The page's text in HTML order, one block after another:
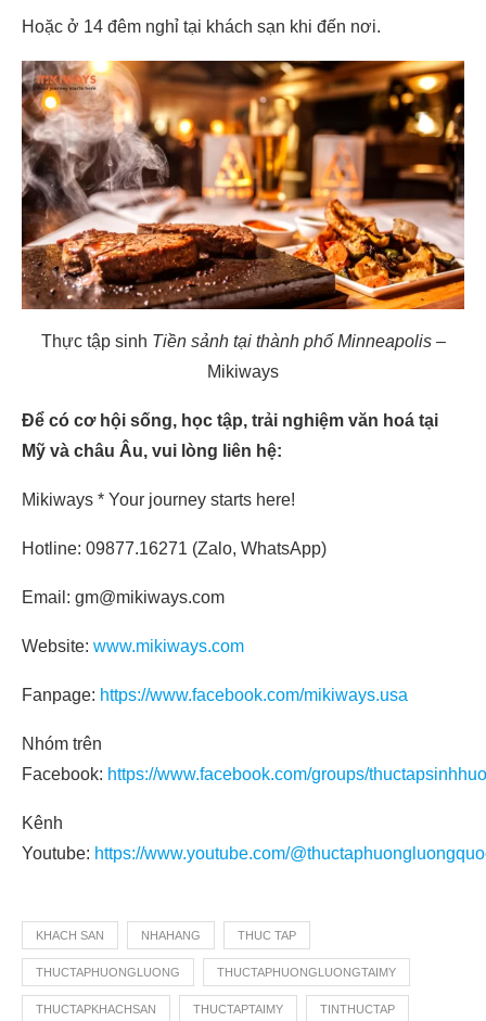
Hoặc ở 14 đêm nghỉ tại khách sạn khi đến nơi.
Thực tập sinh Tiền sảnh tại thành phố Minneapolis–
Mikiways
Để có cơ hội sống, học tập, trải nghiệm văn hoá tại
Mỹ và châu Âu, vui lòng liên hệ:
Mikiways * Your journey starts here!
Hotline: 09877.16271 (Zalo, WhatsApp)
Email: gm@mikiways.com
Website: www.mikiways.com
Fanpage: https://www.facebook.com/mikiways.usa
Nhóm trên
Facebook: https://www.facebook.com/groups/
Kênh
Youtube: https://www.youtube.com/
KHACH SAN NHAHANG THUC TAP
THUCTAPHUONGLUONG THUCTAPHUONGLUONGTAIMY
THUCTAPKHACHSAN THUCTAPTAIMY TINTHUCTAP